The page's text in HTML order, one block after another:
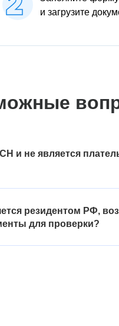
и загрузите
и не является
лист декларации с
или заявление о
резидентом РФ,
для проверки?